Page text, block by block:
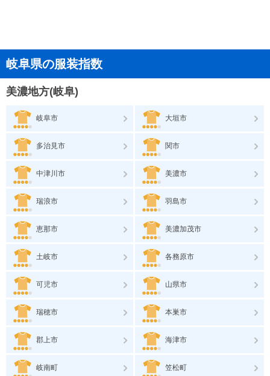
岐阜県の服装指数
美濃地方(岐阜)
岐阜市 大垣市
多治見市 関市
中津川市 美濃市
瑞浪市 羽島市
恵那市 美濃加茂市
土岐市 各務原市
可児市 山県市
瑞穂市 本巣市
郡上市 海津市
岐南町 笠松町